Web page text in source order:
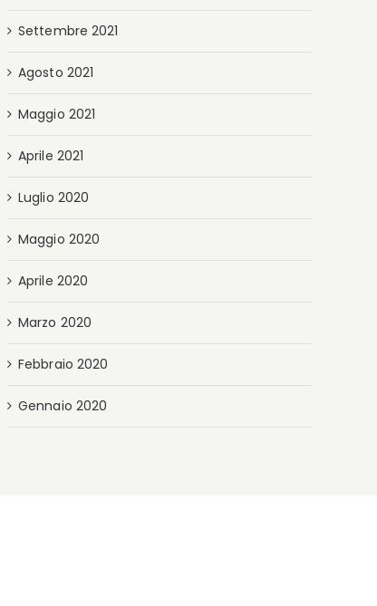
Settembre 2021
Agosto 2021
Maggio 2021
Aprile 2021
Luglio 2020
Maggio 2020
Aprile 2020
Marzo 2020
Febbraio 2020
Gennaio 2020